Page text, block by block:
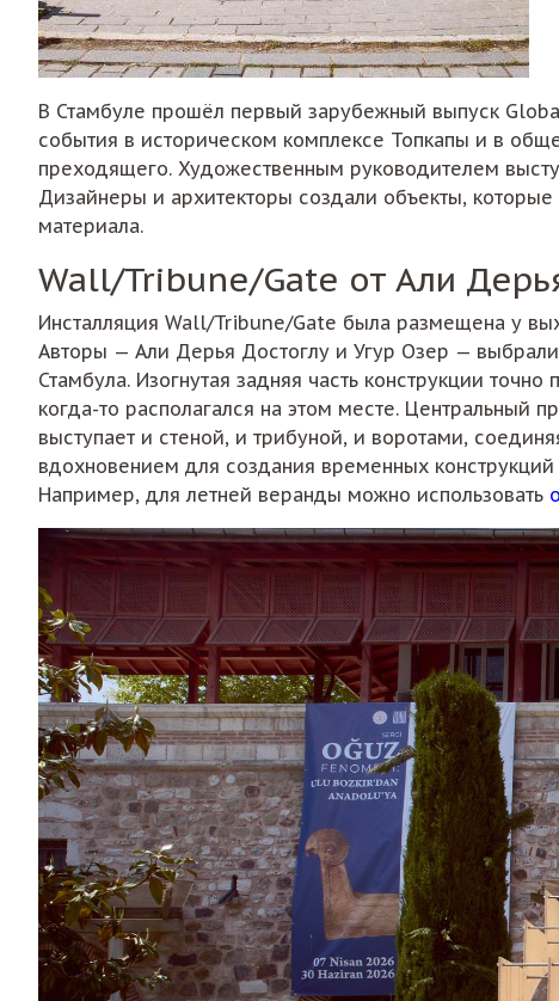
В Стамбуле прошёл первый зарубежный выпуск
события в историческом комплексе Топкапы и в
преходящего. Художественным руководителем
Дизайнеры и архитекторы создали объекты,
материала.
Wall/Tribune/Gate от Али
Инсталляция Wall/Tribune/Gate была размещена у
Авторы — Али Дерья Достоглу и Угур Озер —
Стамбула. Изогнутая задняя часть конструкции
когда-то располагался на этом месте.
выступает и стеной, и трибуной, и воротами,
вдохновением для создания временных
Например, для летней веранды можно использовать